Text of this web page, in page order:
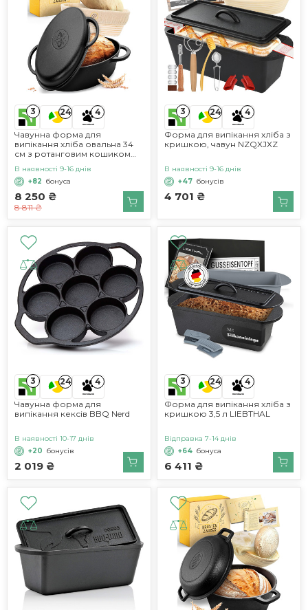
3 24 4
Чавунна форма для
випікання хліба овальна 34
см з ротанговим кошиком
KRUSTENZAUBER
8 250 ₴
8 811 ₴
В наявності 9-16 днів
+82 бонуса
3 24 4
Форма для випікання хліба з
кришкою, чавун NZQXJXZ
4 701 ₴
В наявності 9-16 днів
+47 бонусів
3 24 4
Чавунна форма для
випікання кексів BBQ Nerd
2 019 ₴
В наявності 10-17 днів
+20 бонусів
3 24 4
Форма для випікання хліба з
кришкою 3,5 л LIEBTHAL
6 411 ₴
Відправка 7-14 днів
+64 бонуса